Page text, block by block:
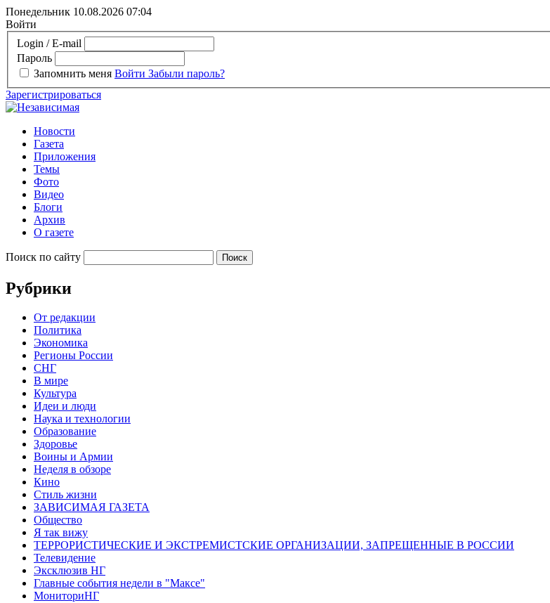
Понедельник 10.08.2026 07:04
Войти
Login / E-mail
Пароль
Запомнить меня Войти Забыли пароль?
Зарегистрироваться
Новости
Газета
Приложения
Темы
Фото
Видео
Блоги
Архив
О газете
Поиск по сайту
Рубрики
От редакции
Политика
Экономика
Регионы России
СНГ
В мире
Культура
Идеи и люди
Наука и технологии
Образование
Здоровье
Воины и Армии
Неделя в обзоре
Кино
Стиль жизни
ЗАВИСИМАЯ ГАЗЕТА
Общество
Я так вижу
ТЕРРОРИСТИЧЕСКИЕ И ЭКСТРЕМИСТСКИЕ ОРГАНИЗАЦИИ, ЗАПРЕЩЕННЫЕ В РОССИИ
Телевидение
Эксклюзив НГ
Главные события недели в "Максе"
МониториНГ